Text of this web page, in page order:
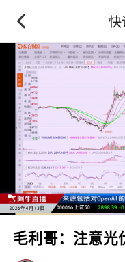
快
毛利哥：注意光